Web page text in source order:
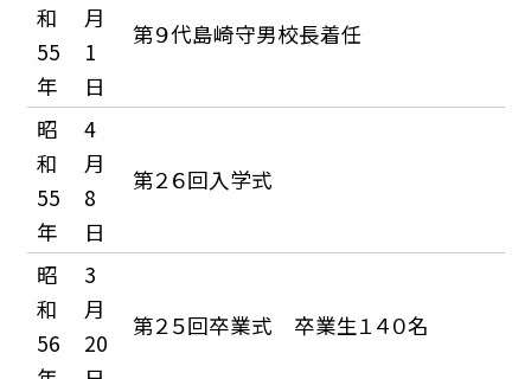
和
55
年
月
1
日
第９代島崎守男校長着任
昭
和
55
年
4
月
8
日
第２６回入学式
昭
和
56
3
月
20
第２５回卒業式 卒業生１４０名